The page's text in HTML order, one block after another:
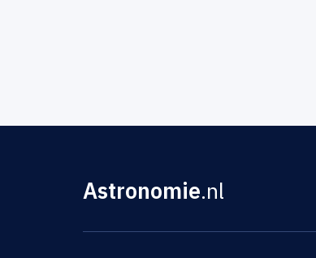
Astronomie.nl